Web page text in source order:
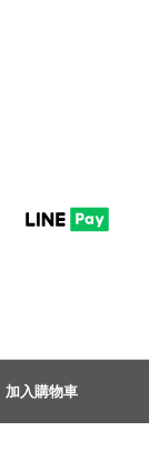
加入購物車